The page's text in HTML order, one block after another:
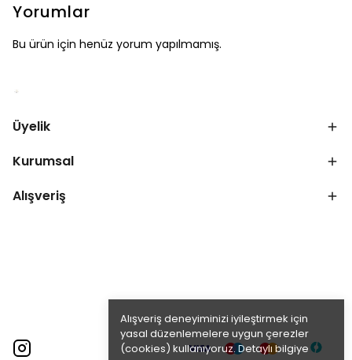
Alışveriş deneyiminizi iyileştirmek için
yasal düzenlemelere uygun çerezler
(cookies) kullanıyoruz. Detaylı bilgiye
Yorumlar
Bu ürün için henüz yorum yapılmamış.
Üyelik
Kurumsal
Alışveriş